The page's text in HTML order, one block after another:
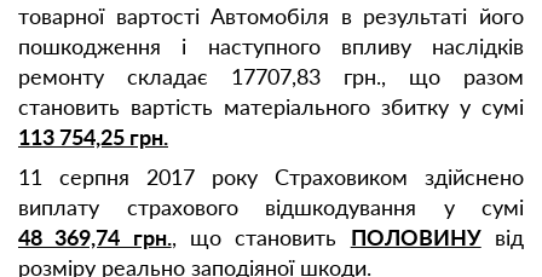
товарної вартості Автомобіля в результаті його
пошкодження і наступного впливу наслідків
ремонту складає 17707,83 грн., що разом
становить вартість матеріального збитку у сумі
113 754,25 грн.
11 серпня 2017 року Страховиком здійснено
виплату страхового відшкодування у сумі
48 369,74 грн., що становить ПОЛОВИНУвід
розміру реально заподіяної шкоди.